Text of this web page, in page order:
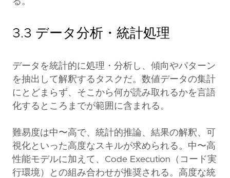
3.3 データ分析・統計処理
データを統計的に処理・分析し、傾向やパターン
を抽出して解釈するタスクだ。数値データの集計
にとどまらず、そこから何が読み取れるかを言語
化するところまでが範囲に含まれる。
難易度は中〜高で、統計的推論、結果の解釈、可
視化といった高度なスキルが求められる。中〜高
性能モデルに加えて、Code Execution（コード実
行環境）との組み合わせが推奨される。高度な統